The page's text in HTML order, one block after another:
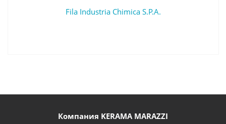
Fila Industria Chimica S.P.A.
Компания KERAMA MARAZZI